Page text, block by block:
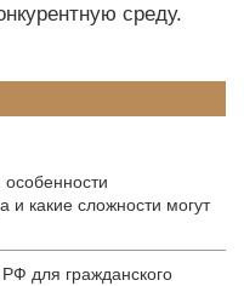
среду.
и какие сложности могут
для гражданского